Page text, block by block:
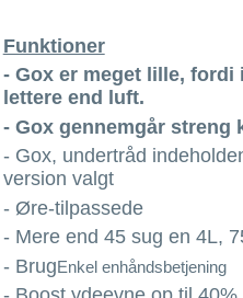
Funktioner
- Gox er meget lille,
lettere end luft.
- Gox gennemgår
- Gox, undertråd
version valgt
- Øre-tilpassede
- Mere end 45 sug en 4L,
- BrugEnkel enhåndsbetjening